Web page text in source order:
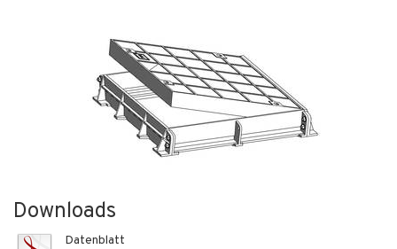
Downloads
Datenblatt